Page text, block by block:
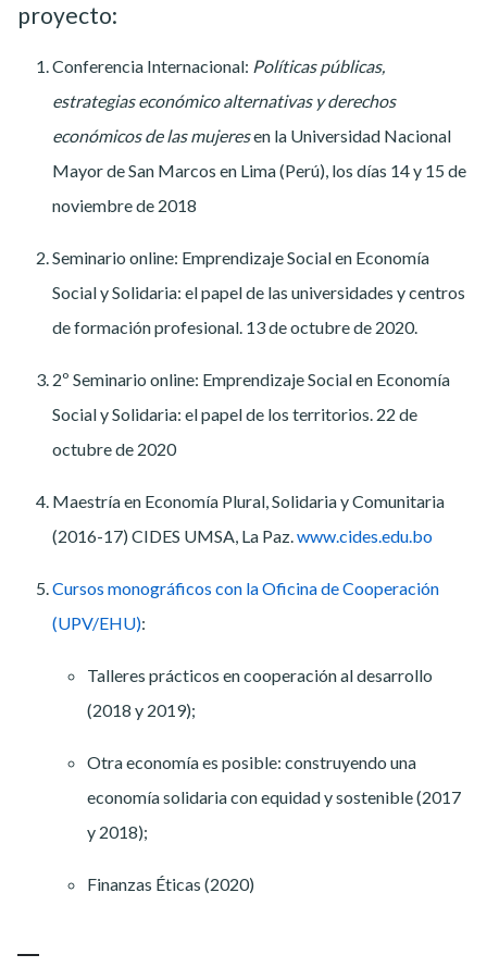
proyecto:
Conferencia Internacional: Políticas públicas,
estrategias económico alternativas y derechos
económicos de las mujeresen la Universidad Nacional
Mayor de San Marcos en Lima (Perú), los días 14 y 15 de
noviembre de 2018
Seminario online: Emprendizaje Social en Economía
Social y Solidaria: el papel de las universidades y centros
de formación profesional. 13 de octubre de 2020.
2º Seminario online: Emprendizaje Social en Economía
Social y Solidaria: el papel de los territorios. 22 de
octubre de 2020
Maestría en Economía Plural, Solidaria y Comunitaria
(2016-17) CIDES UMSA, La Paz.www.cides.edu.bo
Cursos monográficos con la Oficina de Cooperación
(UPV/EHU):
Talleres prácticos en cooperación al desarrollo
(2018 y 2019);
Otra economía es posible: construyendo una
economía solidaria con equidad y sostenible (2017
y 2018);
Finanzas Éticas (2020)